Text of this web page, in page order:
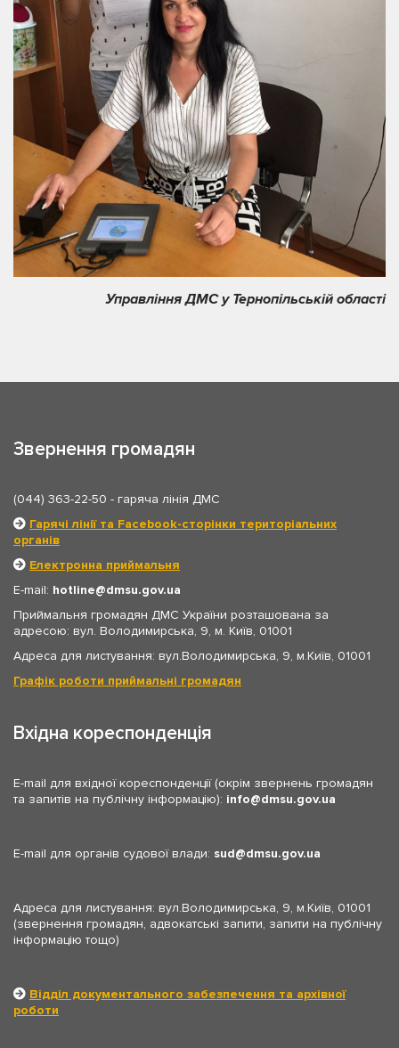
Управління ДМС у Тернопільській області
Звернення громадян
(044) 363-22-50 - гаряча лінія ДМС
Гарячі лінії та Facebook-сторінки територіальних
органів
Електронна приймальня
E-mail: hotline
dmsu.gov.ua
Приймальня громадян ДМС України розташована за
адресою: вул. Володимирська, 9, м. Київ, 01001
Адреса для листування: вул.Володимирська, 9, м.Київ, 01001
Графік роботи приймальні громадян
Вхідна кореспонденція
E-mail для вхідної кореспонденції (окрім звернень громадян
та запитів на публічну інформацію): info dmsu.gov.ua
E-mail для органів судової влади: sud dmsu.gov.ua
Адреса для листування: вул.Володимирська, 9, м.Київ, 01001
(звернення громадян, адвокатські запити, запити на публічну
інформацію тощо)
Відділ документального забезпечення та архівної
роботи